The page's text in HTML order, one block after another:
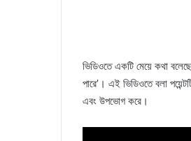
ভিডিওতে একটি মেয়ে কথা
পারে’। এই ভিডিওতে বলা
এবং উপভোগ করে।